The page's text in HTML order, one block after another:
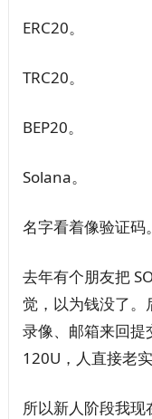
ERC20。
TRC20。
BEP20。
Solana。
名字看着像验证码。
去年有个朋友把
觉，以为钱没了。
录像、邮箱来回提
120U，人直接老实
所以新人阶段我现